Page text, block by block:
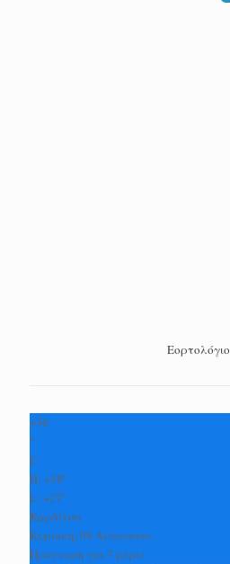
Εορτολόγιο
+36
°
C
H: +38°
L: +27°
Καρδίτσα
Κυριακή, 09 Αύγουστος
Πρόγνωση για 7 μέρες